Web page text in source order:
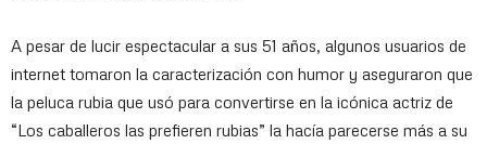
A pesar de lucir espectacular a sus 51 años, algunos usuarios de
internet tomaron la caracterización con humor y aseguraron que
la peluca rubia que usó para convertirse en la icónica actriz de
“Los caballeros las prefieren rubias” la hacía parecerse más a su